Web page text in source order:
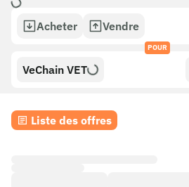
Acheter Vendre
POUR
VeChain VET
Liste des offres